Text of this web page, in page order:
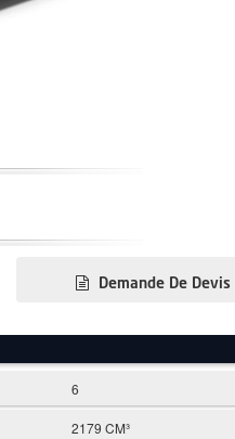
Demande De Devis
6
2179 CM³